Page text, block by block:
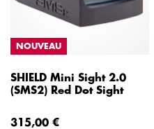
NOUVEAU
SHIELD Mini Sight 2.0
(SMS2) Red Dot Sight
315,00 €